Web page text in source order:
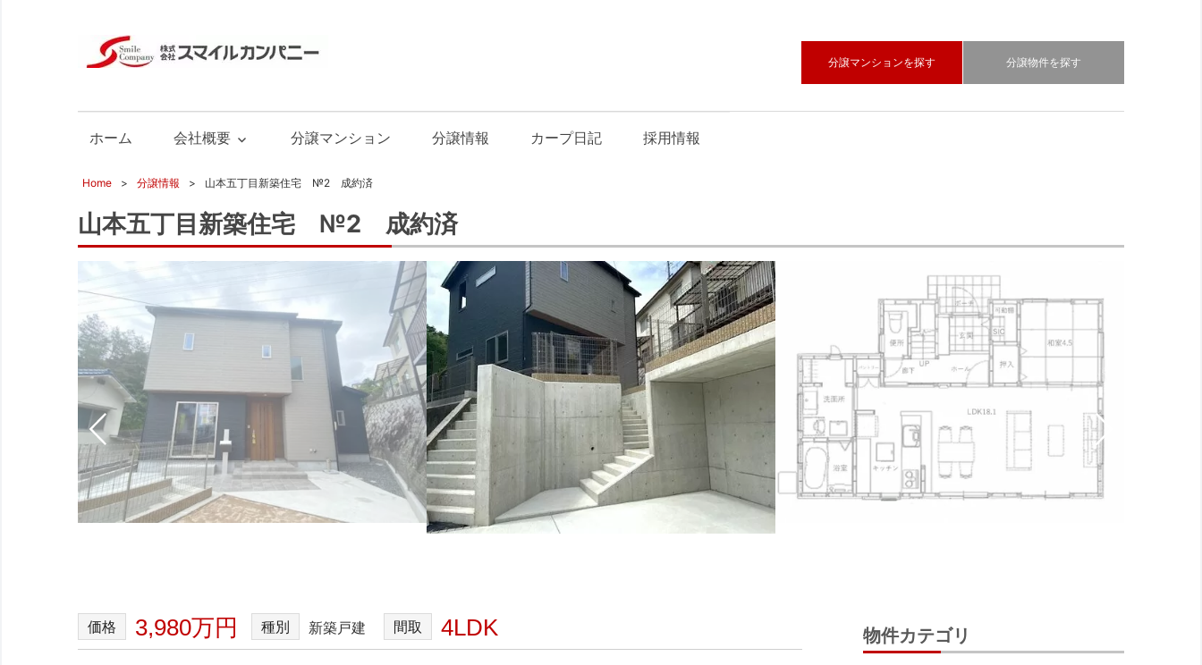
ス
イ
ル
カ
ン
島
の
動
産
分譲マンションを探す 分譲物件を探す
ホーム 会社概要 分譲マンション 分譲情報 カープ日記 採用情報
Home 分譲情報 山本五丁目新築住宅 №2 成約済
山本五丁目新築住宅 №2 成約済
価格 3,980万円 種別 新築戸建 間取 4LDK 物件カテゴリ